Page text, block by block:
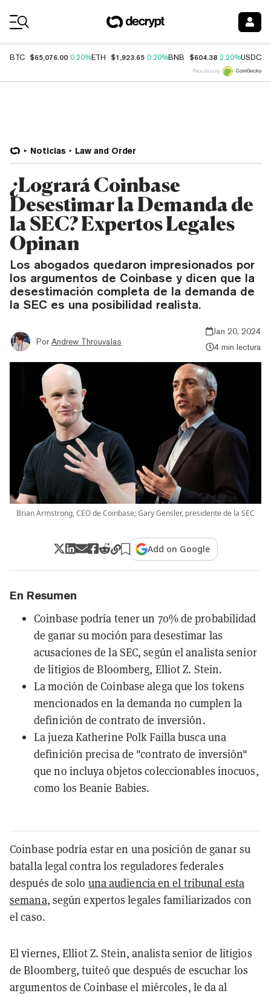
BTC $65,076.00 0.20%ETH $1,923.65 0.20%BNB $604.38 2.20%USDC
Price data by
Noticias Law and Order
¿Logrará Coinbase
Desestimar la Demanda de
la SEC? Expertos Legales
Opinan
Los abogados quedaron impresionados por
los argumentos de Coinbase y dicen que la
desestimación completa de la demanda de
la SEC es una posibilidad realista.
Por Andrew Throuvalas
Jan 20, 2024
4 min lectura
Brian Armstrong, CEO de Coinbase; Gary Gensler, presidente de la SEC
Add on Google
En Resumen
Coinbase podría tener un 70% de probabilidad
de ganar su moción para desestimar las
acusaciones de la SEC, según el analista senior
de litigios de Bloomberg, Elliot Z. Stein.
La moción de Coinbase alega que los tokens
mencionados en la demanda no cumplen la
definición de contrato de inversión.
La jueza Katherine Polk Failla busca una
definición precisa de "contrato de inversión"
que no incluya objetos coleccionables inocuos,
como los Beanie Babies.
Coinbase podría estar en una posición de ganar su
batalla legal contra los reguladores federales
después de solo una audiencia en el tribunal esta
semana, según expertos legales familiarizados con
el caso.
El viernes, Elliot Z. Stein, analista senior de litigios
de Bloomberg, tuiteó que después de escuchar los
argumentos de Coinbase el miércoles, le da al